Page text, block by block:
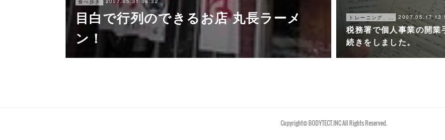
食べ歩き
目白で行列のできるお店 丸長ラーメ
ン！
2007.05.17
税務署で個人事業の開業
続きをしました。
Copyright©︎ BODYTECT.INC All Rights Reserved.